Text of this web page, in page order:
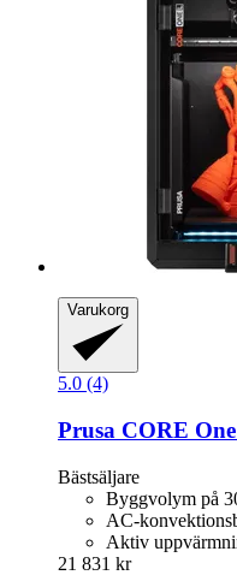
Varukorg
5.0 (4)
Prusa CORE
Bästsäljare
Byggvolym på
AC-
Aktiv
21 831 kr